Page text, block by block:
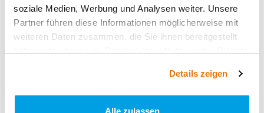
soziale Medien, Werbung und Analysen weiter. Unsere
Partner führen diese Informationen möglicherweise mit
weiteren Daten zusammen, die Sie ihnen bereitgestellt
Details zeigen
Alle zulassen